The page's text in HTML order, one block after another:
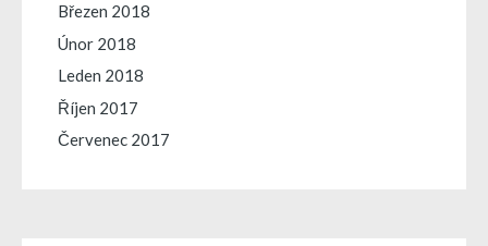
Březen 2018
Únor 2018
Leden 2018
Říjen 2017
Červenec 2017